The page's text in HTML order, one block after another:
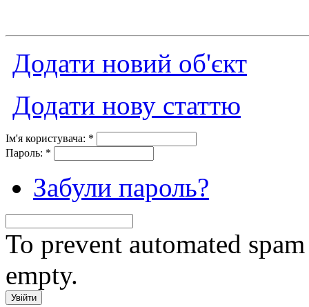
Додати новий об'єкт
Додати нову статтю
Ім'я користувача: *
Пароль: *
Забули пароль?
To prevent automated
empty.